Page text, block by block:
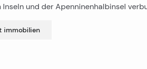
und der Apenninenhalbinsel
immobilien